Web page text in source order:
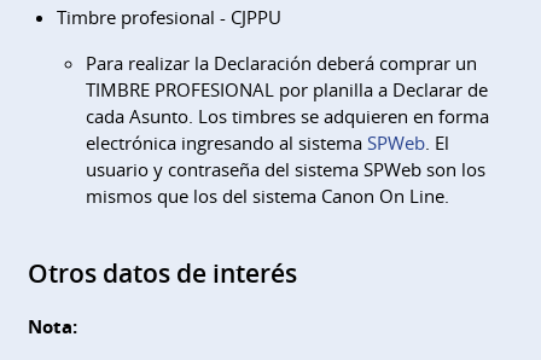
Timbre profesional - CJPPU
Para realizar la Declaración deberá comprar un
TIMBRE PROFESIONAL por planilla a Declarar de
cada Asunto. Los timbres se adquieren en forma
electrónica ingresando al sistema SPWeb. El
usuario y contraseña del sistema SPWeb son los
mismos que los del sistema Canon On Line.
Otros datos de interés
Nota: